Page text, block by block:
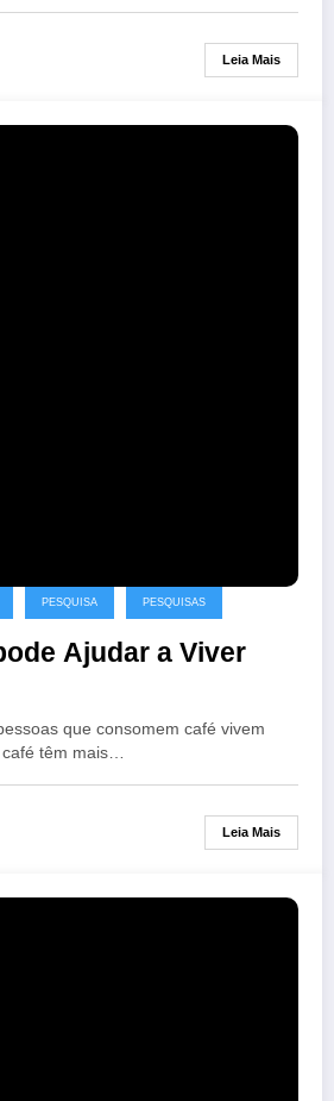
Leia Mais
PESQUISA PESQUISAS
Ajudar a Viver
que consomem café vivem
têm mais…
Leia Mais